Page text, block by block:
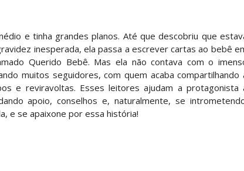
e tinha grandes planos. Até que descobriu que
inesperada, ela passa a escrever cartas ao bebê
Querido Bebê. Mas ela não contava com o
muitos seguidores, com quem acaba compartilhando
e reviravoltas. Esses leitores ajudam a protagonista
apoio, conselhos e, naturalmente, se
e se apaixone por essa história!